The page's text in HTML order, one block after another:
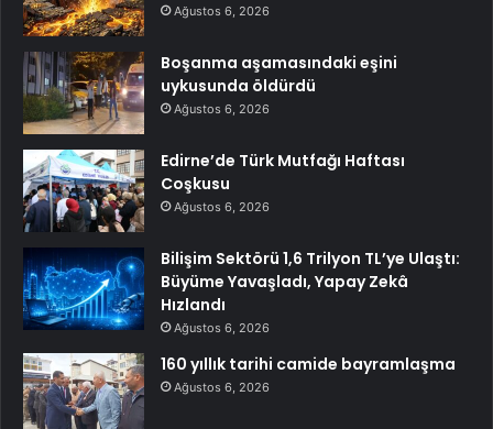
Ağustos 6, 2026
Boşanma aşamasındaki eşini
uykusunda öldürdü
Ağustos 6, 2026
Edirne’de Türk Mutfağı Haftası
Coşkusu
Ağustos 6, 2026
Bilişim Sektörü 1,6 Trilyon TL’ye Ulaştı:
Büyüme Yavaşladı, Yapay Zekâ
Hızlandı
Ağustos 6, 2026
160 yıllık tarihi camide bayramlaşma
Ağustos 6, 2026